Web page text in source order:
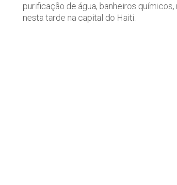
purificação de água, banheiros
nesta tarde na capital do Haiti.